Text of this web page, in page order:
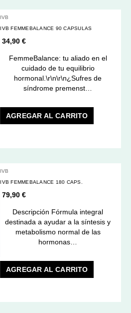
IVB
IVB FEMMEBALANCE 90 CAPSULAS
34,90 €
FemmeBalance: tu aliado en el
cuidado de tu equilibrio
hormonal.\r\n\r\n¿Sufres de
síndrome premenst…
AGREGAR AL CARRITO
IVB
IVB FEMMEBALANCE 180 CAPS.
79,90 €
Descripción Fórmula integral
destinada a ayudar a la síntesis y
metabolismo normal de las
hormonas…
AGREGAR AL CARRITO